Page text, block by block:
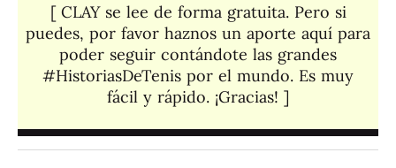
[ CLAY se lee de forma gratuita. Pero si
puedes, por favor haznos un aporte aquí para
poder seguir contándote las grandes
#HistoriasDeTenis por el mundo. Es muy
fácil y rápido. ¡Gracias! ]​